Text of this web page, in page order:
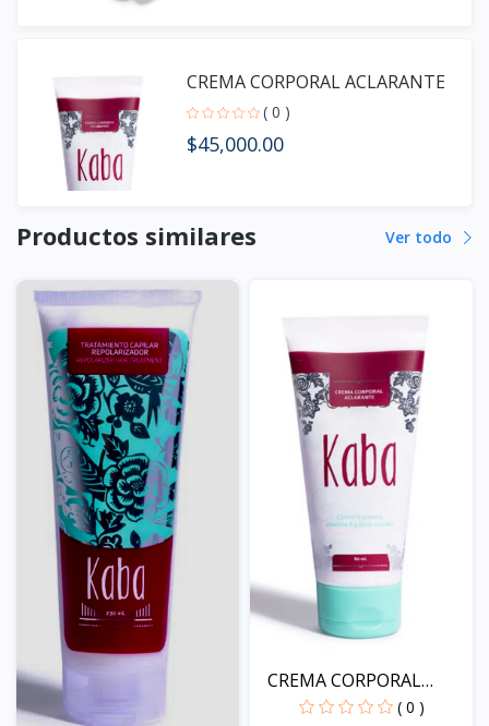
CREMA CORPORAL ACLARANTE
( 0 )
$45,000.00
Productos similares Ver todo
CREMA CORPORAL
ACLARANT...
( 0 )